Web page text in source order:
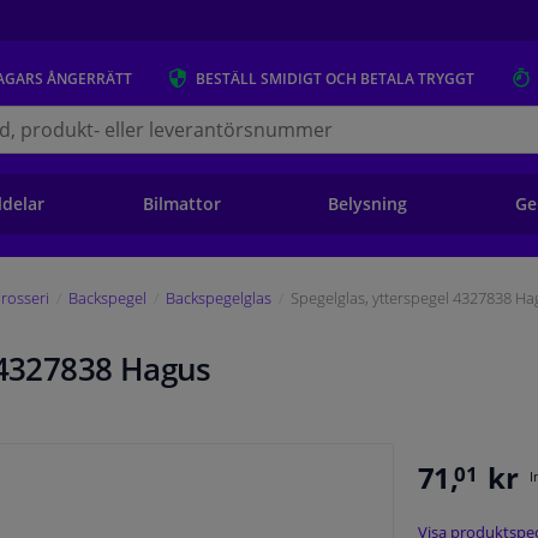
ÅNGERRÄTT BESTÄLL SMIDIGT OCH BETALA TRYGGT
Bilmattor Belysning
Backspegel Backspegelglas Spegelglas, ytterspegel 4327838
Hagus
71,01 kr
Visa